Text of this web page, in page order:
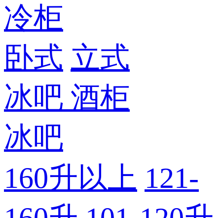
冷柜
卧式 立式
冰吧 酒柜
冰吧
160升以上 121-